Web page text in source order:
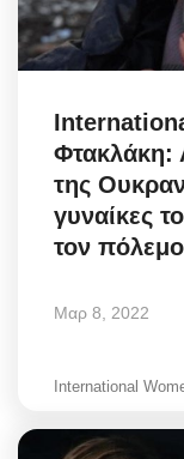
Φτακλάκη:
της
γυναίκες
τον
Μαρ 8, 2022
International